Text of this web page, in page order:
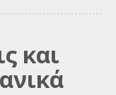
και